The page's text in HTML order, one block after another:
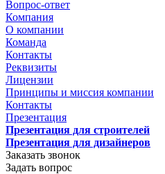
Вопрос-ответ
Компания
О компании
Команда
Контакты
Реквизиты
Лицензии
Принципы и миссия компании
Контакты
Презентация
Презентация для строителей
Презентация для дизайнеров
Заказать звонок
Задать вопрос